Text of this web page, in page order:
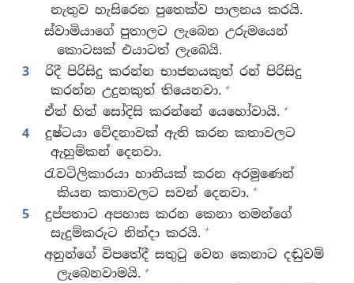
නැතුව හැසිරෙන පුතෙක්ව පාලනය කරයි.
ස්වාමියාගේ පුතාලට ලැබෙන උරුමයෙන්
කොටසක් එයාටත් ලැබෙයි.
3
රිදී පිරිසිදු කරන්න භාජනයකුත් රන් පිරිසිදු
කරන්න උදුනකුත් තියෙනවා. +
ඒත් හිත් සෝදිසි කරන්නේ යෙහෝවායි. +
4
දුෂ්ටයා වේදනාවක් ඇති කරන කතාවලට
ඇහුම්කන් දෙනවා.
රැවටිලිකාරයා හානියක් කරන අරමුණෙන්
කියන කතාවලට සවන් දෙනවා. +
5
දුප්පතාට අපහාස කරන කෙනා තමන්ගේ
සැදුම්කරුට නින්දා කරයි. +
අනුන්ගේ විපතේදී සතුටු වෙන කෙනාට දඬුවම්
ලැබෙනවාමයි. +